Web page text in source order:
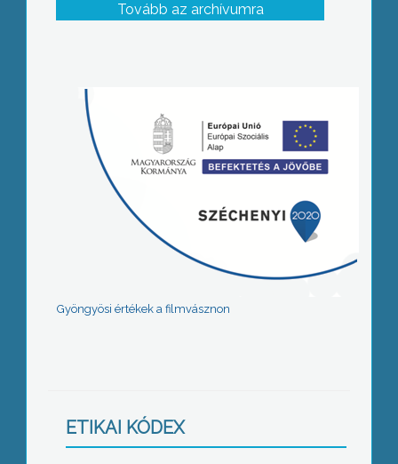
Tovább az archívumra
Gyöngyösi értékek a filmvásznon
ETIKAI KÓDEX